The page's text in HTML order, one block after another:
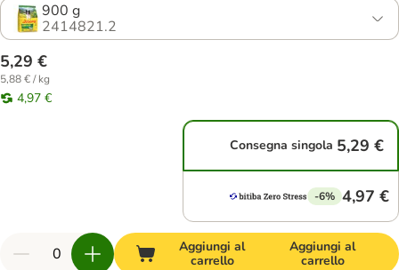
900 g
2414821.2
5,29 €
5,88 € / kg
4,97 €
Consegna singola 5,29 €
-6% 4,97 €
Aggiungi al
carrello
Aggiungi al
carrello